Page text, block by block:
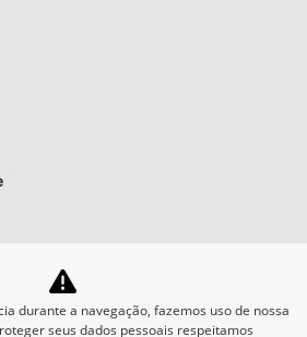
o
durante a navegação, fazemos uso de nossa
seus dados pessoais respeitamos